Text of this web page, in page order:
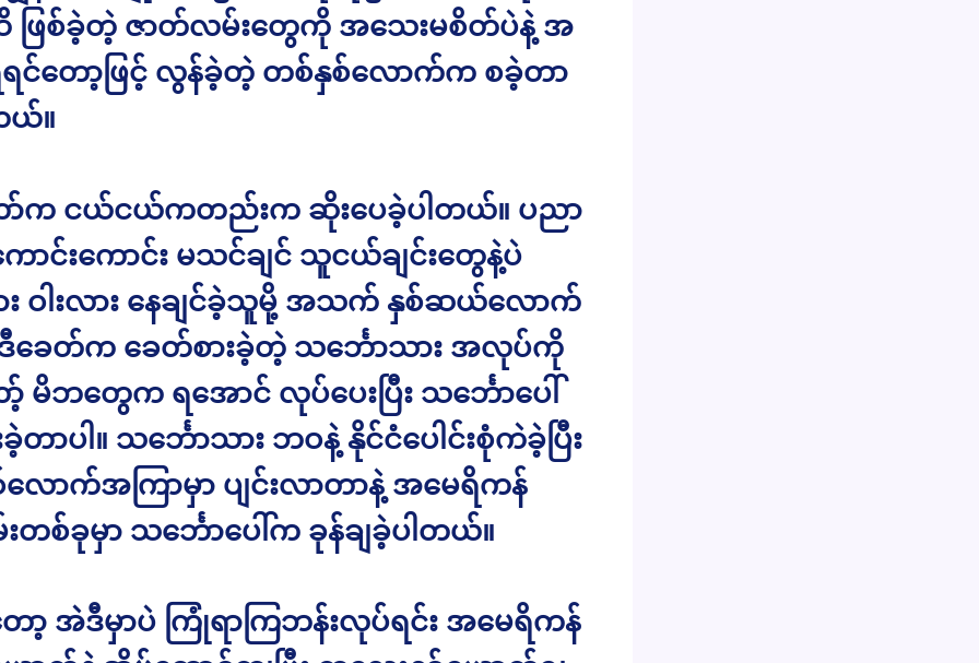
ဖြစ်ခဲ့တဲ့ ဇာတ်လမ်းတွေကို အသေးမစိတ်ပဲနဲ့ အ
ရင်တော့ဖြင့် လွန်ခဲ့တဲ့ တစ်နှစ်လောက်က စခဲ့တာ
ယ်။
ာ်က ငယ်ငယ်ကတည်းက ဆိုးပေခဲ့ပါတယ်။ ပညာ
ာင်းကောင်း မသင်ချင် သူငယ်ချင်းတွေနဲ့ပဲ
း ဝါးလား နေချင်ခဲ့သူမို့ အသက် နှစ်ဆယ်လောက်
ခေတ်က ခေတ်စားခဲ့တဲ့ သင်္ဘောသား အလုပ်ကို
မိဘတွေက ရအောင် လုပ်ပေးပြီး သင်္ဘောပေါ်
တာပါ။ သင်္ဘောသား ဘဝနဲ့ နိုင်ငံပေါင်းစုံကဲခဲ့ပြီး
ောက်အကြာမှာ ပျင်းလာတာနဲ့ အမေရိကန်
စ်ခုမှာ သင်္ဘောပေါ်က ခုန်ချခဲ့ပါတယ်။
ာ့ အဲဒီမှာပဲ ကြုံရာကြဘန်းလုပ်ရင်း အမေရိကန်